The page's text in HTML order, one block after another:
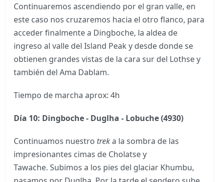
Continuaremos ascendiendo por el gran valle, en
este caso nos cruzaremos hacia el otro flanco, para
acceder finalmente a Dingboche, la aldea de
ingreso al valle del Island Peak y desde donde se
obtienen grandes vistas de la cara sur del Lothse y
también del Ama Dablam.
Tiempo de marcha aprox: 4h
Día 10: Dingboche - Duglha - Lobuche (4930)
Continuamos nuestro treka la sombra de las
impresionantes cimas de Cholatse y
Tawache. Subimos a los pies del glaciar Khumbu,